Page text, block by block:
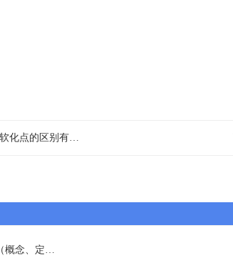
上一篇：热变形温度和维卡软化点的区别有哪些？
基础理论丨一文了解XPS（概念、定性定量分析、分析方法、谱线结构）